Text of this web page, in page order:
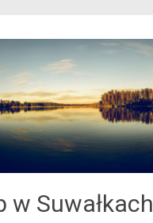
w Suwałkach